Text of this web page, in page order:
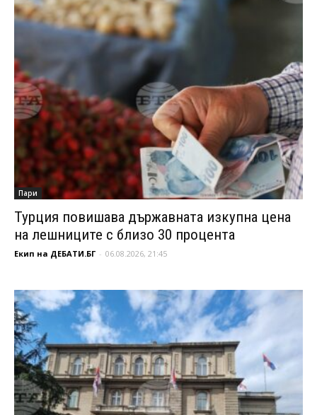
Пари
Турция повишава държавната изкупна цена
на лешниците с близо 30 процента
Екип на ДЕБАТИ.БГ - 06.08.2026, 21:45